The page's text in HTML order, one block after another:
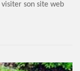
son site web